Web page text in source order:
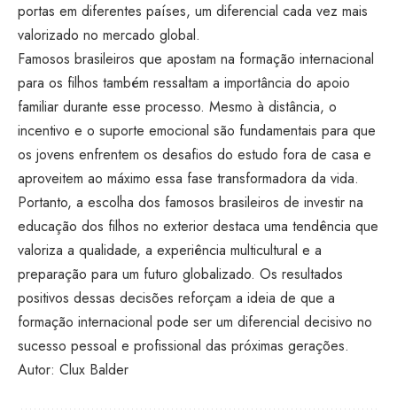
portas em diferentes países, um diferencial cada vez mais
valorizado no mercado global.
Famosos brasileiros que apostam na formação internacional
para os filhos também ressaltam a importância do apoio
familiar durante esse processo. Mesmo à distância, o
incentivo e o suporte emocional são fundamentais para que
os jovens enfrentem os desafios do estudo fora de casa e
aproveitem ao máximo essa fase transformadora da vida.
Portanto, a escolha dos famosos brasileiros de investir na
educação dos filhos no exterior destaca uma tendência que
valoriza a qualidade, a experiência multicultural e a
preparação para um futuro globalizado. Os resultados
positivos dessas decisões reforçam a ideia de que a
formação internacional pode ser um diferencial decisivo no
sucesso pessoal e profissional das próximas gerações.
Autor: Clux Balder